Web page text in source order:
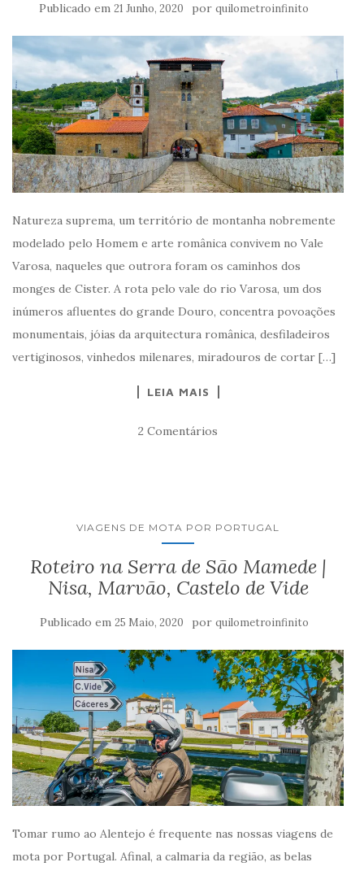
Publicado em 21 Junho, 2020 por quilometroinfinito
Natureza suprema, um território de montanha nobremente
modelado pelo Homem e arte românica convivem no Vale
Varosa, naqueles que outrora foram os caminhos dos
monges de Cister. A rota pelo vale do rio Varosa, um dos
inúmeros afluentes do grande Douro, concentra povoações
monumentais, jóias da arquitectura românica, desfiladeiros
vertiginosos, vinhedos milenares, miradouros de cortar […]
LEIA MAIS
2 Comentários
VIAGENS DE MOTA POR PORTUGAL
Roteiro na Serra de São Mamede |
Nisa, Marvão, Castelo de Vide
Publicado em 25 Maio, 2020 por quilometroinfinito
Tomar rumo ao Alentejo é frequente nas nossas viagens de
mota por Portugal. Afinal, a calmaria da região, as belas